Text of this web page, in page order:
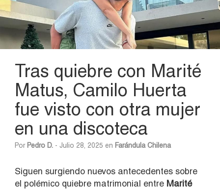
Tras quiebre con Marité
Matus, Camilo Huerta
fue visto con otra mujer
en una discoteca
Por Pedro D. - Julio 28, 2025 en Farándula Chilena
Siguen surgiendo nuevos antecedentes sobre
el polémico quiebre matrimonial entre Marité